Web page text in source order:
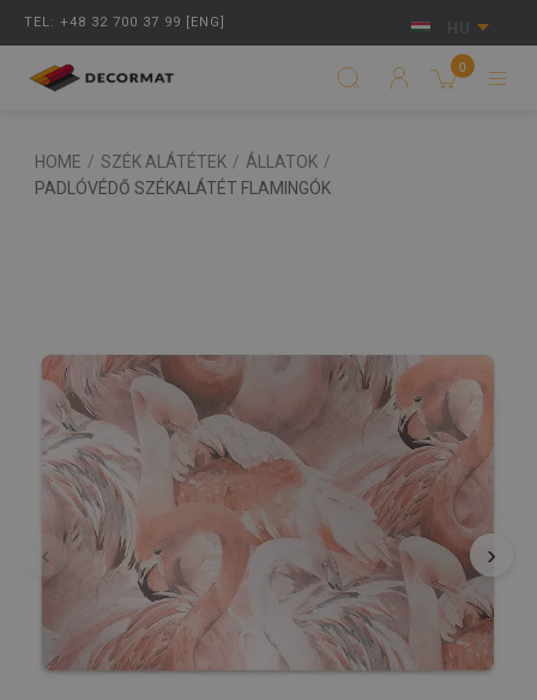
TEL: +48 32 700 37 99 [ENG] HU
0
HOME / SZÉK ALÁTÉTEK / ÁLLATOK /
PADLÓVÉDŐ SZÉKALÁTÉT FLAMINGÓK
‹ ›